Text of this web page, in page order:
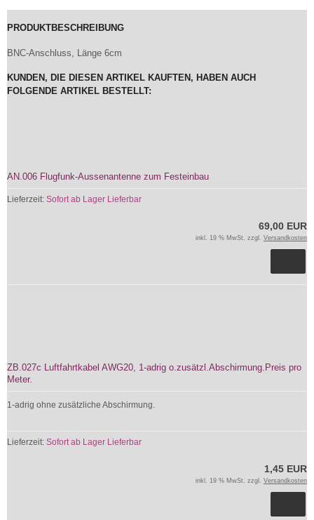
PRODUKTBESCHREIBUNG
BNC-Anschluss, Länge 6cm
KUNDEN, DIE DIESEN ARTIKEL KAUFTEN, HABEN AUCH
FOLGENDE ARTIKEL BESTELLT:
AN.006 Flugfunk-Aussenantenne zum Festeinbau
Lieferzeit: Sofort ab Lager Lieferbar
69,00 EUR
inkl. 19 % MwSt. zzgl. Versandkosten
ZB.027c Luftfahrtkabel AWG20, 1-adrig o.zusätzl.Abschirmung.Preis pro
Meter.
1-adrig ohne zusätzliche Abschirmung.
Lieferzeit: Sofort ab Lager Lieferbar
1,45 EUR
inkl. 19 % MwSt. zzgl. Versandkosten